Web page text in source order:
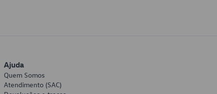
Ajuda
Quem Somos
Atendimento (SAC)